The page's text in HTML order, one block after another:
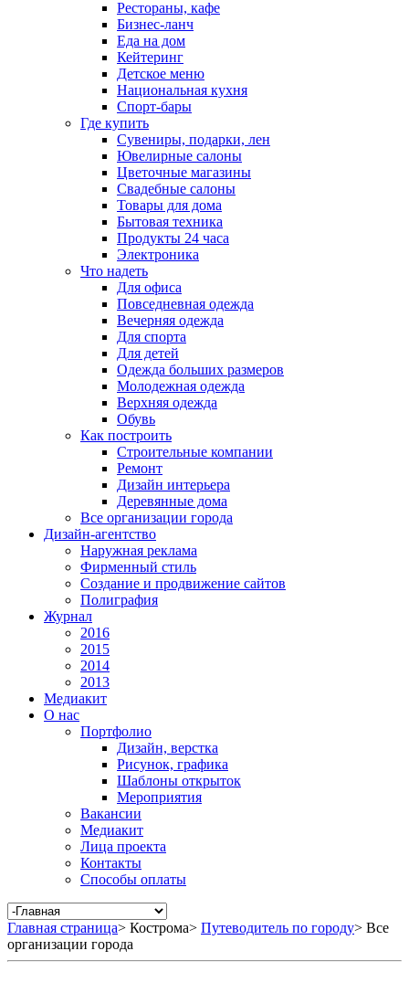
Рестораны, кафе
Бизнес-ланч
Еда на дом
Кейтеринг
Детское меню
Национальная кухня
Спорт-бары
Где купить
Сувениры, подарки, лен
Ювелирные салоны
Цветочные магазины
Свадебные салоны
Товары для дома
Бытовая техника
Продукты 24 часа
Электроника
Что надеть
Для офиса
Повседневная одежда
Вечерняя одежда
Для спорта
Для детей
Одежда больших размеров
Молодежная одежда
Верхняя одежда
Обувь
Как построить
Строительные компании
Ремонт
Дизайн интерьера
Деревянные дома
Все организации города
Дизайн-агентство
Наружная реклама
Фирменный стиль
Создание и продвижение сайтов
Полиграфия
Журнал
2016
2015
2014
2013
Медиакит
О нас
Портфолио
Дизайн, верстка
Рисунок, графика
Шаблоны открыток
Мероприятия
Вакансии
Медиакит
Лица проекта
Контакты
Способы оплаты
Главная страница> Кострома> Путеводитель по городу> Все
организации города